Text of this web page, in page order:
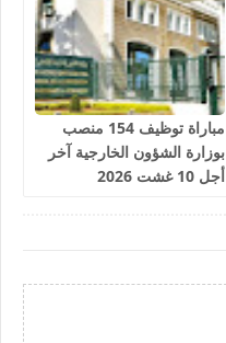
مباراة توظيف 154 منصب
بوزارة الشؤون الخارجية آخر
أجل 10 غشت 2026